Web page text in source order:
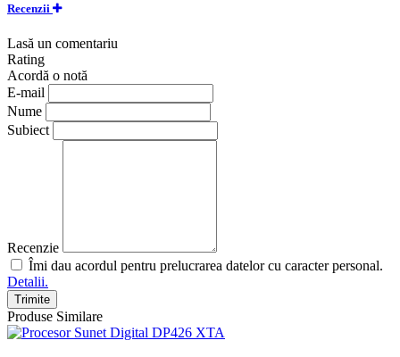
Recenzii
Lasă un comentariu
Rating
Acordă o notă
E-mail
Nume
Subiect
Recenzie
Îmi dau acordul pentru prelucrarea datelor cu caracter personal.
Detalii.
Trimite
Produse Similare